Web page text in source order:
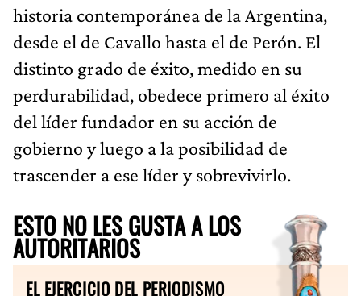
historia contemporánea de la Argentina,
desde el de Cavallo hasta el de Perón. El
distinto grado de éxito, medido en su
perdurabilidad, obedece primero al éxito
del líder fundador en su acción de
gobierno y luego a la posibilidad de
trascender a ese líder y sobrevivirlo.
ESTO NO LES GUSTA A LOS
AUTORITARIOS
EL EJERCICIO DEL PERIODISMO